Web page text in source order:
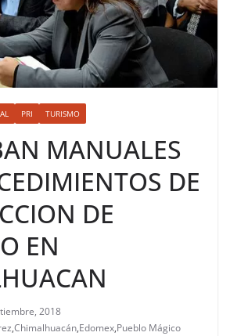
PRI TURISMO
MANUALES
DE
DE
EN
2018
,Chimalhuacán,Edomex,Pueblo Mágico